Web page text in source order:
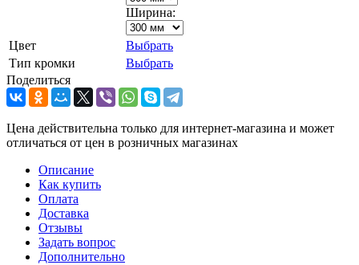
Ширина:
Цвет
Выбрать
Тип кромки
Выбрать
Поделиться
Цена действительна только для интернет-магазина и может
отличаться от цен в розничных магазинах
Описание
Как купить
Оплата
Доставка
Отзывы
Задать вопрос
Дополнительно